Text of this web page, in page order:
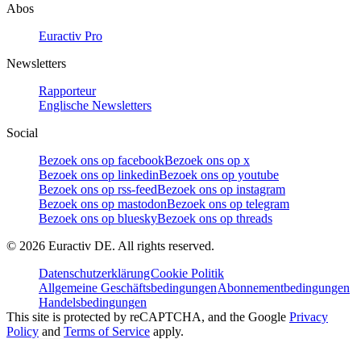
Abos
Euractiv Pro
Newsletters
Rapporteur
Englische Newsletters
Social
Bezoek ons op facebookBezoek ons op x
Bezoek ons op linkedinBezoek ons op youtube
Bezoek ons op rss-feedBezoek ons op instagram
Bezoek ons op mastodonBezoek ons op telegram
Bezoek ons op blueskyBezoek ons op threads
© 2026 Euractiv DE. All rights reserved.
DatenschutzerklärungCookie Politik
Allgemeine GeschäftsbedingungenAbonnementbedingungen
Handelsbedingungen
This site is protected by reCAPTCHA, and the Google Privacy
Policy and Terms of Service apply.